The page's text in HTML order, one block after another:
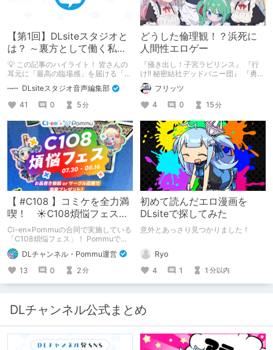
【第1回】DLsiteスタジオと
は？ ～裏方として働く私た
ちの紹介
💡 この記事のハイライト！ 皆さんの
耳元に「最高の臨場感」を届ける「サ
舞台裏を大公開！ スマートな専門
職……と思いきや、実態は「音の変態
（褒め言葉）」が集まるチーム！？
成人男性スタッフがダミヘに抱きつ
き、スタジオにアダルトグッズが転が
る超大真面目な理由とは？ クオリテ
ィ向上のための、ちょっとシュールな
（？）試行錯誤をたっぷりご紹介しま
す！
DLsiteスタジオ音声編集部
41
0 5分
どうした倫理観！？浜死に
人間性エロゲー
『掻き出し！子宮ラビリンス』 『行
け!! 秘密結社デッドバニー団』 『勇者
ミアとツンツン猫サキュバス ~それで
も勇者はコロせない!~』 『めいどいん
めいど！』 本記事はねくすとテーマ
「人に薦めづらいけど好きな作
品」”ではない”です。 好きだったら人
に薦めるのは当たり前だよなぁ！？
フリッツ
4
0 15分
【 #C108 】コミケを全力満
喫！ ☀C108煩悩フェス☀
Pommu版のご案内
Ci-en×Pommuの合同で実施している
「C108煩悩フェス」！ Pommuでの
参加方法について、改めてこちらでも
ご案内いたします！
DLチャンネル・Pommu運営
13
0 2分
初めて読んだエロ漫画を
DLsiteで探してみた
意外とあっさり見つかりました！
Ryo
4
1 1 分以内
DLチャンネル公式まとめ